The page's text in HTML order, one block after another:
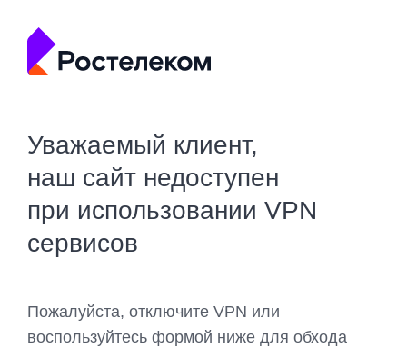
Уважаемый клиент,
наш сайт недоступен
при использовании VPN
сервисов
Пожалуйста, отключите VPN или
воспользуйтесь формой ниже для обхода